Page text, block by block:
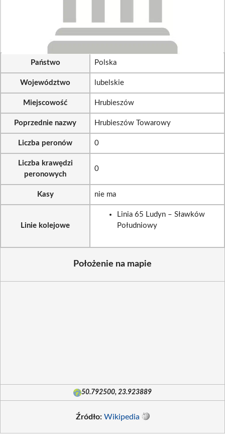
Państwo Polska
Województwo lubelskie
Miejscowość Hrubieszów
Poprzednie nazwy Hrubieszów Towarowy
Liczba peronów 0
Liczba krawędzi
peronowych
0
Kasy nie ma
Linie kolejowe
Linia 65 Ludyn – Sławków
Południowy
Położenie na mapie
50.792500, 23.923889
Źródło: Wikipedia